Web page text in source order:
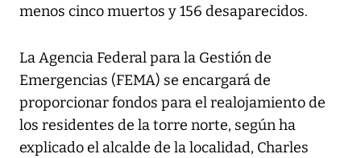
menos cinco muertos y 156 desaparecidos.
La Agencia Federal para la Gestión de
Emergencias (FEMA) se encargará de
proporcionar fondos para el realojamiento de
los residentes de la torre norte, según ha
explicado el alcalde de la localidad, Charles